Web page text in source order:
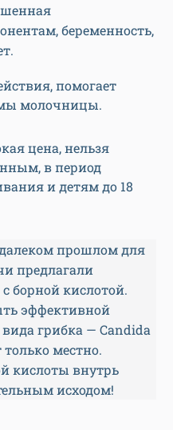
беременность,
помогает
молочницы.
цена, нельзя
в период
и детям до 18
прошлом для
предлагали
борной кислотой.
эффективной
грибка — Candida
местно.
кислоты внутрь
исходом!